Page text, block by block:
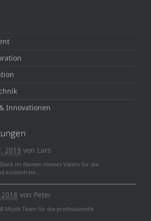
Innovationen
2019 von Lars
im Namen meines Vaters für die
kostenfreie ...
von Peter
Musik Team für die professionelle